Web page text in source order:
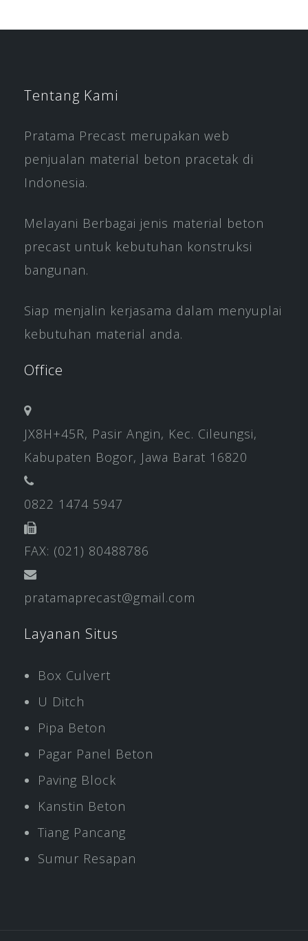
Tentang Kami
Pratama Precast merupakan web
penjualan material beton pracetak di
Indonesia.
Melayani Berbagai jenis material beton
precast untuk kebutuhan konstruksi
bangunan.
Siap menjalin kerjasama dalam menyuplai
kebutuhan material anda.
Office
JX8H+45R, Pasir Angin, Kec. Cileungsi,
Kabupaten Bogor, Jawa Barat 16820
0822 1474 5947
FAX: (021) 80488786
pratamaprecast@gmail.com
Layanan Situs
Box Culvert
U Ditch
Pipa Beton
Pagar Panel Beton
Paving Block
Kanstin Beton
Tiang Pancang
Sumur Resapan